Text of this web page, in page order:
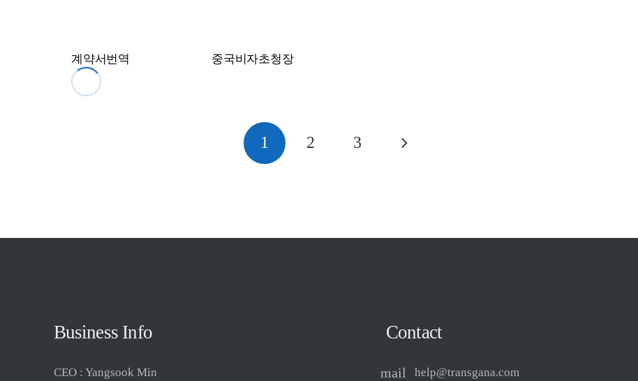
계약서번역 중국비자초청장
1 2 3
Business Info
CEO : Yangsook Min
Contact
mail help@transgana.com